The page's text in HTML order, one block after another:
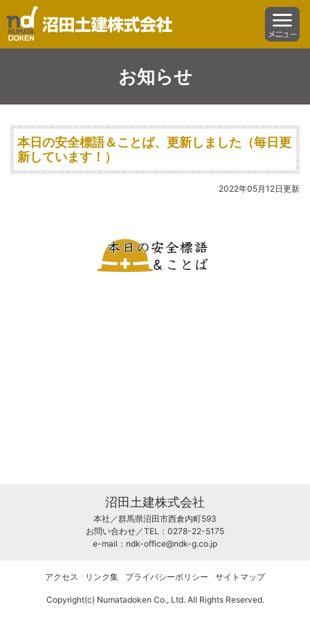
沼田土建株式会社 menu
お知らせ
本日の安全標語＆ことば、更新しました（毎日更
新しています！）
2022年05月12日更新
沼田土建株式会社
本社／群馬県沼田市西倉内町593
お問い合わせ／TEL：0278-22-5175
e-mail： ndk-office@ndk-g.co.jp
アクセス リンク集 プライバシーポリシー サイトマップ
Copyright(c) Numatadoken Co., Ltd. All Rights Reserved.